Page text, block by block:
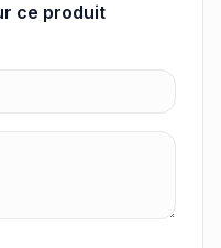
ce produit